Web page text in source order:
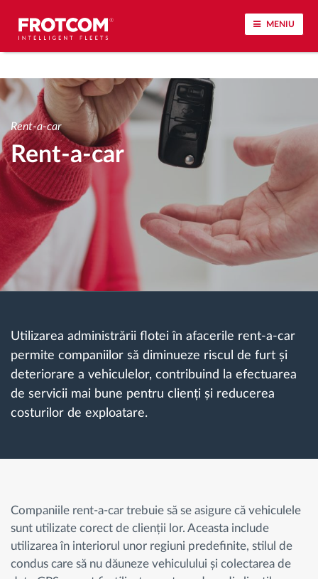
MENIU
Urmărirea vehiculului și monitorizarea senzorilor
Analiza stilului de condus
Monitorizarea timpilor de conducere
Workforce management
Descărcare tahograf remote
Controlul accesului
Planificarea și monitorizarea rutei
Identificarea automată a șoferului
Cum satisfacem fiecare necesitate a flotei
Calculator de economii
Rent-a-car
Rent-a-car
Utilizarea administrării flotei în afacerile rent-a-car
permite companiilor să diminueze riscul de furt și
deteriorare a vehiculelor, contribuind la efectuarea
de servicii mai bune pentru clienți și reducerea
costurilor de exploatare.
Companiile rent-a-car trebuie să se asigure că vehiculele
sunt utilizate corect de clienții lor. Aceasta include
utilizarea în interiorul unor regiuni predefinite, stilul de
condus care să nu dăuneze vehiculului și colectarea de